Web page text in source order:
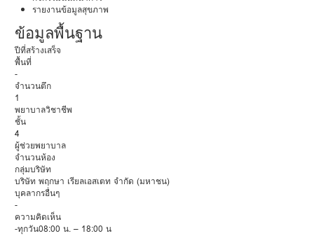
รายงานข้อมูลสุขภาพ
ข้อมูลพื้นฐาน
ปีที่สร้างเสร็จ
พื้นที่
-
จำนวนตึก
1
พยาบาลวิชาชีพ
ชั้น
4
ผู้ช่วยพยาบาล
จำนวนห้อง
กลุ่มบริษัท
บริษัท พฤกษา เรียลเอสเตท จำกัด (มหาชน)
บุคลากรอื่นๆ
-
ความคิดเห็น
-ทุกวัน08:00 น. – 18:00 น